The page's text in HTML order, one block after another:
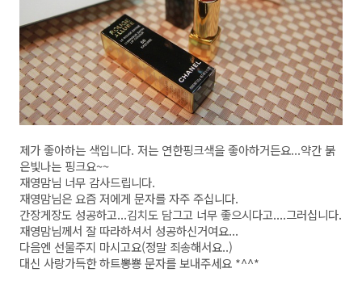
제가 좋아하는 색입니다. 저는 연한핑크색을 좋아하거든요...약간 붉
은빛나는 핑크요~~
재영맘님 너무 감사드립니다.
재영맘님은 요즘 저에게 문자를 자주 주십니다.
간장게장도 성공하고...김치도 담그고 너무 좋으시다고....그러십니다.
재영맘님께서 잘 따라하셔서 성공하신거여요...
다음엔 선물주지 마시고요(정말 죄송해서요..)
대신 사랑가득한 하트뽕뿅 문자를 보내주세요 *^^*